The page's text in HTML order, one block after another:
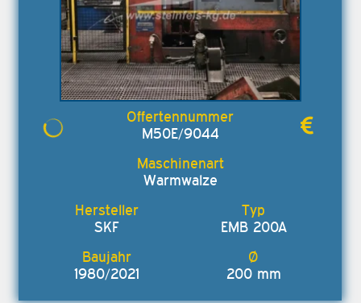
M50E/9044
Warmwalze
SKF EMB 200A
1980/2021 200 mm